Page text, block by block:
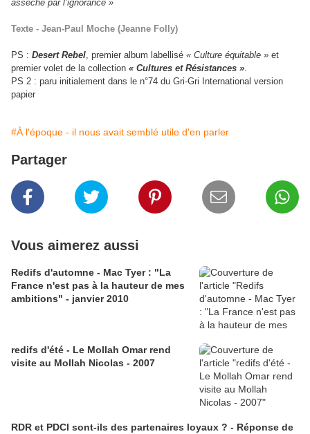
asséché par l’ignorance »
Texte - Jean-Paul Moche (Jeanne Folly)
PS : Desert Rebel, premier album labellisé « Culture équitable » et
premier volet de la collection « Cultures et Résistances ».
PS 2 : paru initialement dans le n°74 du Gri-Gri International version
papier
#À l'époque - il nous avait semblé utile d'en parler
Partager
Vous aimerez aussi
Redifs d'automne - Mac Tyer : "La
France n'est pas à la hauteur de mes
ambitions" - janvier 2010
redifs d'été - Le Mollah Omar rend
visite au Mollah Nicolas - 2007
RDR et PDCI sont-ils des partenaires loyaux ? - Réponse de